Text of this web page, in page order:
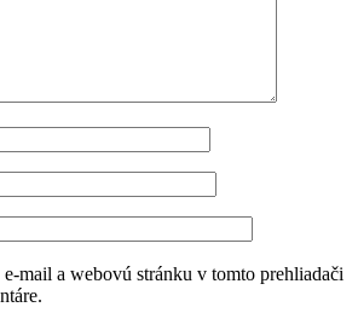
mail a webovú stránku v tomto prehliadači